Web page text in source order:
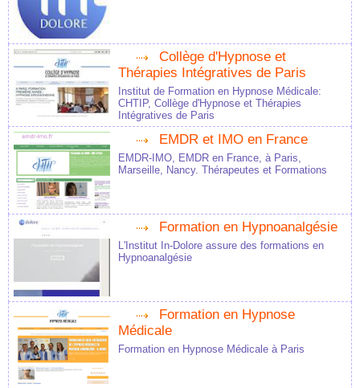
Collège d'Hypnose et
Thérapies Intégratives de Paris
Institut de Formation en Hypnose Médicale:
CHTIP, Collège d'Hypnose et Thérapies
Intégratives de Paris
EMDR et IMO en France
EMDR-IMO, EMDR en France, à Paris,
Marseille, Nancy. Thérapeutes et Formations
Formation en Hypnoanalgésie
L'Institut In-Dolore assure des formations en
Hypnoanalgésie
Formation en Hypnose
Médicale
Formation en Hypnose Médicale à Paris